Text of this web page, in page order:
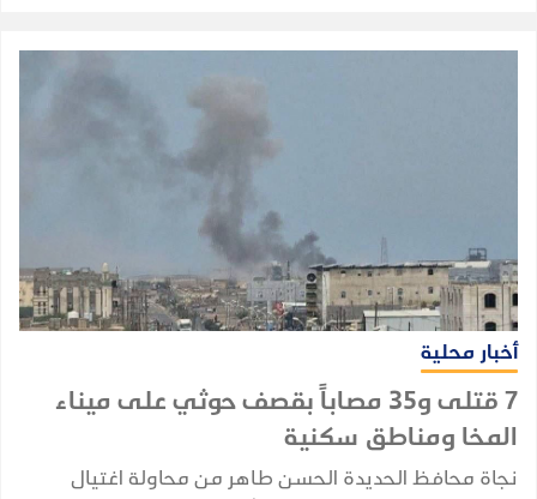
أخبار محلية
7 قتلى و35 مصاباً بقصف حوثي على ميناء
المخا ومناطق سكنية
نجاة محافظ الحديدة الحسن طاهر من محاولة اغتيال